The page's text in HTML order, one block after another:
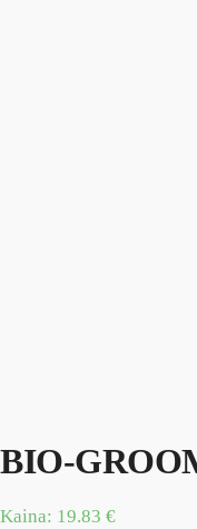
BIO-
Kaina: 19.83 €